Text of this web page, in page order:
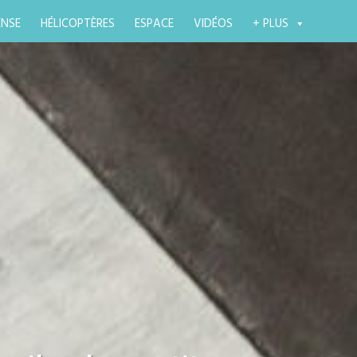
HÉLICOPTÈRES ESPACE VIDÉOS + PLUS